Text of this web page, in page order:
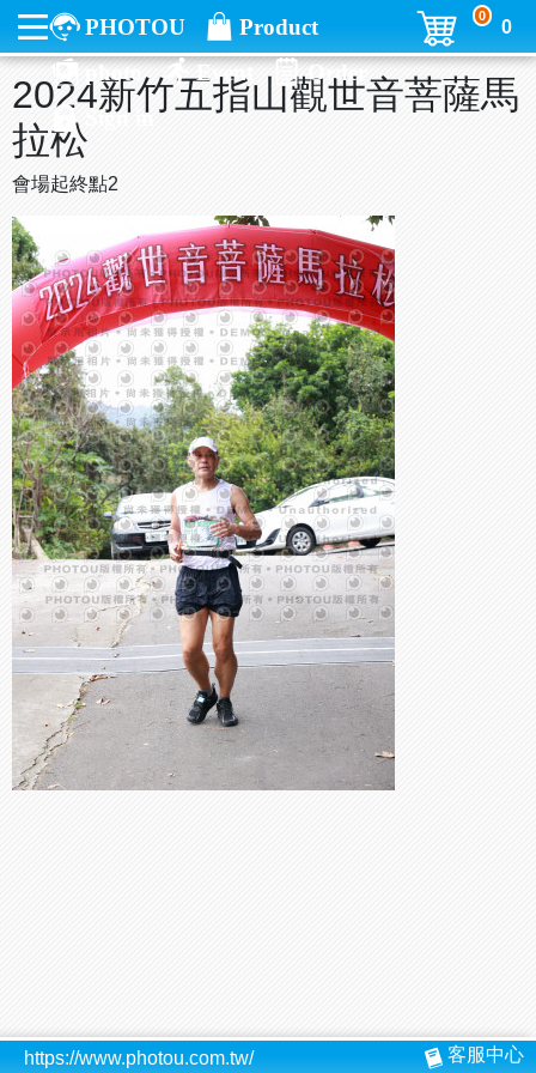
PHOTOU
Product
photo
Event
Order
Sign in
0
0
2024新竹五指山觀世音菩薩馬
拉松
會場起終點2
https://www.photou.com.tw/ 客服中心